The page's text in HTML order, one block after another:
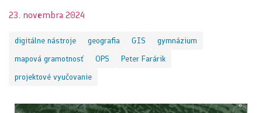
23. novembra 2024
digitálne nástroje geografia GIS
gymnázium
mapová gramotnosť
OPS
Peter Farárik
projektové vyučovanie